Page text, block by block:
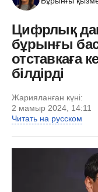
Цифрлық
бұрынғы
отставкаға
білдірді
Жарияланған күні:
2 мамыр 2024, 14:11
Читать на русском